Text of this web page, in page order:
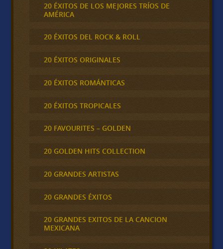
20 ÉXITOS DE LOS MEJORES TRÍOS DE
AMÉRICA
20 ÉXITOS DEL ROCK & ROLL
20 ÉXITOS ORIGINALES
20 ÉXITOS ROMÁNTICAS
20 ÉXITOS TROPICALES
20 FAVOURITES – GOLDEN
20 GOLDEN HITS COLLECTION
20 GRANDES ARTISTAS
20 GRANDES ÉXITOS
20 GRANDES EXITOS DE LA CANCION
MEXICANA